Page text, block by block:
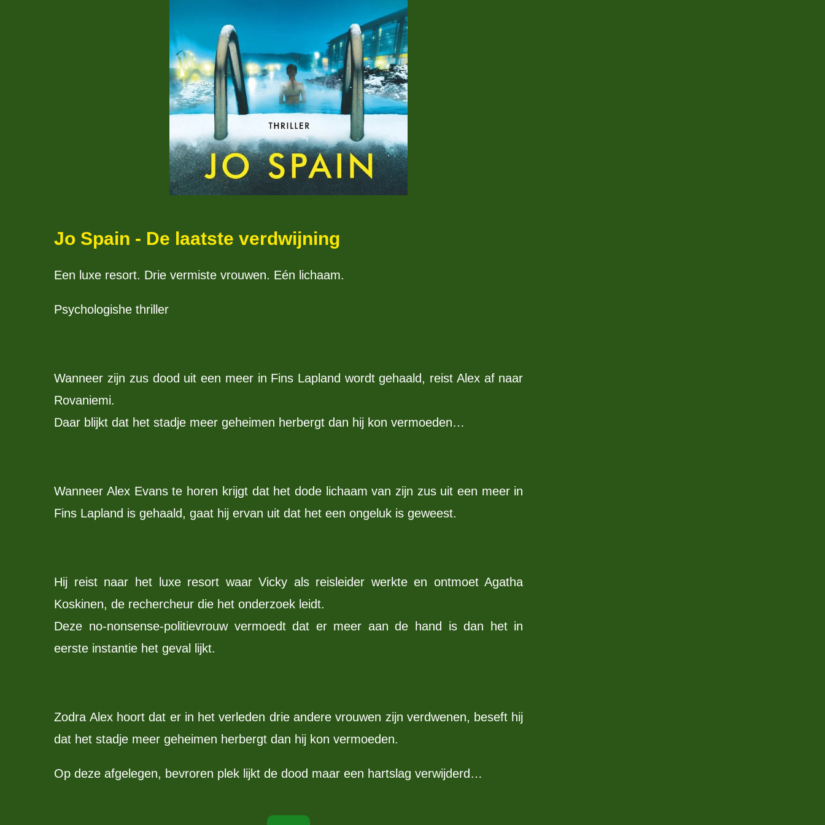
Jo Spain - De laatste verdwijning
Een luxe resort. Drie vermiste vrouwen. Eén lichaam.
Psychologishe thriller
Wanneer zijn zus dood uit een meer in Fins Lapland wordt gehaald, reist Alex af naar
Rovaniemi.
Daar blijkt dat het stadje meer geheimen herbergt dan hij kon vermoeden…
Wanneer Alex Evans te horen krijgt dat het dode lichaam van zijn zus uit een meer in
Fins Lapland is gehaald, gaat hij ervan uit dat het een ongeluk is geweest.
Hij reist naar het luxe resort waar Vicky als reisleider werkte en ontmoet Agatha
Koskinen, de rechercheur die het onderzoek leidt.
Deze no-nonsense-politievrouw vermoedt dat er meer aan de hand is dan het in
eerste instantie het geval lijkt.
Zodra Alex hoort dat er in het verleden drie andere vrouwen zijn verdwenen, beseft hij
dat het stadje meer geheimen herbergt dan hij kon vermoeden.
Op deze afgelegen, bevroren plek lijkt de dood maar een hartslag verwijderd…